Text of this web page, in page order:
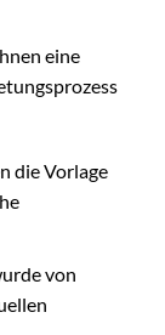
eine
die Vorlage
von